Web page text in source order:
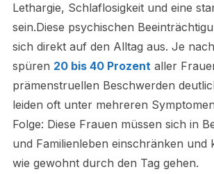
Lethargie, Schlaflosigkeit und eine
sein.Diese psychischen
sich direkt auf den Alltag aus. Je
spüren 20 bis 40 Prozent aller
prämenstruellen Beschwerden
leiden oft unter mehreren
Folge: Diese Frauen müssen sich in
und Familienleben einschränken und
wie gewohnt durch den Tag gehen.